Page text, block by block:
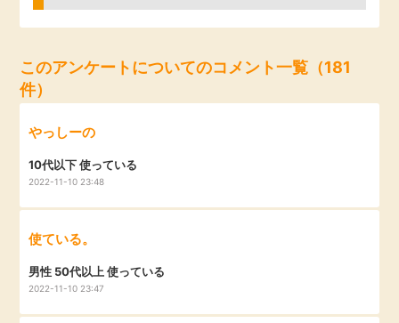
お友達紹介
カード比較
特集一覧
月額有料サービス
家計の固定費
このアンケートについてのコメント一覧（181
件）
やっしーの
10代以下 使っている
2022-11-10 23:48
使ている。
男性 50代以上 使っている
2022-11-10 23:47